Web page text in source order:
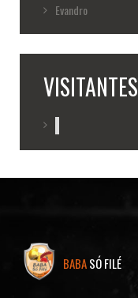
Evandro
VISITANTES
BABASÓ FILÉ